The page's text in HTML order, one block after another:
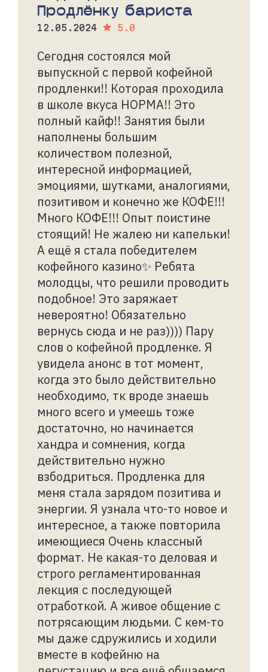
Продлёнку бариста
12.05.2024 5.0
Сегодня состоялся мой
выпускной с первой кофейной
продленки!! Которая проходила
в школе вкуса НОРМА!! Это
полный кайф!! Занятия были
наполнены большим
количеством полезной,
интересной информацией,
эмоциями, шутками, аналогиями,
позитивом и конечно же КОФЕ!!!
Много КОФЕ!!! Опыт поистине
стоящий! Не жалею ни капельки!
А ещё я стала победителем
кофейного казино✨ Ребята
молодцы, что решили проводить
подобное! Это заряжает
невероятно! Обязательно
вернусь сюда и не раз)))) Пару
слов о кофейной продленке. Я
увидела анонс в тот момент,
когда это было действительно
необходимо, тк вроде знаешь
много всего и умеешь тоже
достаточно, но начинается
хандра и сомнения, когда
действительно нужно
взбодриться. Продленка для
меня стала зарядом позитива и
энергии. Я узнала что-то новое и
интересное, а также повторила
имеющиеся Очень классный
формат. Не какая-то деловая и
строго регламентированная
лекция с последующей
отработкой. А живое общение с
потрясающим людьми. С кем-то
мы даже сдружились и ходили
вместе в кофейню на